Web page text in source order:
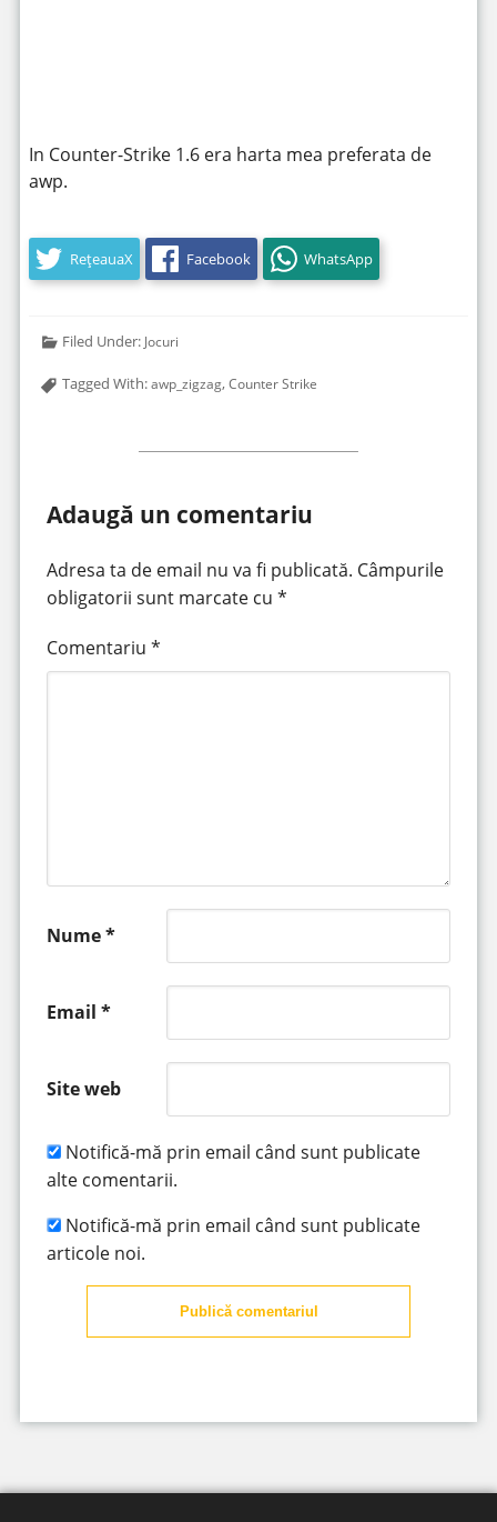
v=HMIDYtxH1iw
In Counter-Strike 1.6 era harta mea preferata de
awp.
RețeauaX Facebook WhatsApp
Filed Under: Jocuri
Tagged With:awp_zigzag,Counter Strike
Adaugă un comentariu
Adresa ta de email nu va fi publicată. Câmpurile
obligatorii sunt marcate cu *
Comentariu *
Nume*
Email *
Site web
Notifică-mă prin email când sunt publicate
alte comentarii.
Notifică-mă prin email când sunt publicate
articole noi.
Publică comentariul